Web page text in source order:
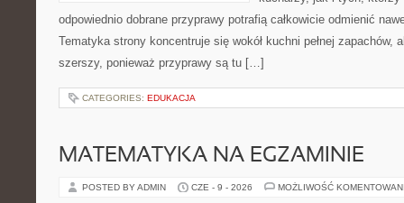
odpowiednio dobrane przyprawy potrafią całkowicie odmienić
Tematyka strony koncentruje się wokół kuchni pełnej zapachów,
szerszy, ponieważ przyprawy są tu […]
CATEGORIES: EDUKACJA
MATEMATYKA NA EGZAMINIE
POSTED BY ADMIN CZE - 9 - 2026 MOŻLIWOŚĆ